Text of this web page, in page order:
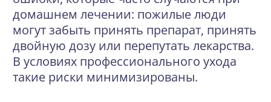
домашнем лечении: пожилые люди
могут забыть принять препарат, принять
двойную дозу или перепутать лекарства.
В условиях профессионального ухода
такие риски минимизированы.